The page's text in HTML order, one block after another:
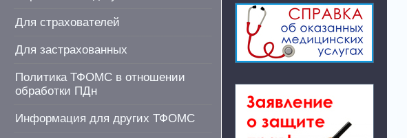
Для страхователей
Для застрахованных
Политика ТФОМС в отношении
обработки ПДн
Информация для других ТФОМС